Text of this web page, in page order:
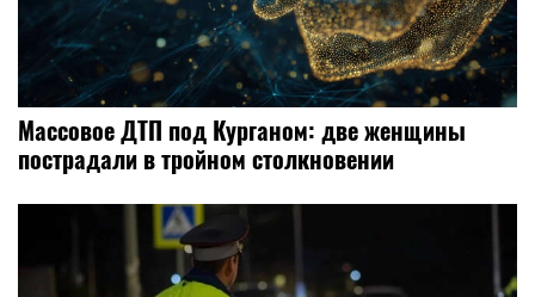
Массовое ДТП под Курганом: две женщины
пострадали в тройном столкновении